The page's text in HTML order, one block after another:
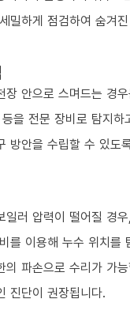
밀하게 점검하여 숨겨
안으로 스며드는 경
을 전문 장비로 탐지
방안을 수립할 수 있도
러 압력이 떨어질 경
를 이용해 누수 위치를
파손으로 수리가 가
진단이 권장됩니다.